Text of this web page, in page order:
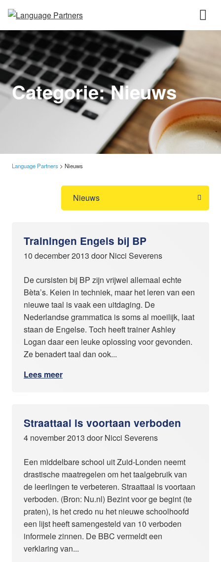
Categorie:Nieuws
Language Partners > Nieuws
Trainingen Engels bij BP
10 december 2013 door Nicci Severens
De cursisten bij BP zijn vrijwel allemaal echte
Bèta’s. Keien in techniek, maar het leren van een
nieuwe taal is vaak een uitdaging. De
Nederlandse grammatica is soms al moeilijk, laat
staan de Engelse. Toch heeft trainer Ashley
Logan daar een leuke oplossing voor gevonden.
Ze benadert taal dan ook...
Lees meer
Straattaal is voortaan verboden
4 november 2013 door Nicci Severens
Een middelbare school uit Zuid-Londen neemt
drastische maatregelen om het taalgebruik van
de leerlingen te verbeteren. Straattaal is voortaan
verboden. (Bron: Nu.nl) Bezint voor ge begint (te
praten), is het credo nu het nieuwe schoolhoofd
een lijst heeft samengesteld van 10 verboden
informele zinnen. De BBC vermeldt een
verklaring van...